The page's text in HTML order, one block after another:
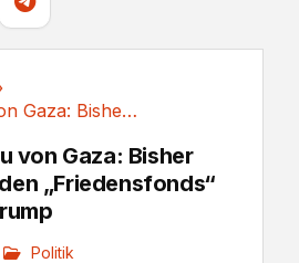
Wiederaufbau von Gaza: Bisher kein Geld für...
von Gaza: Bisher
„Friedensfonds“
Politik